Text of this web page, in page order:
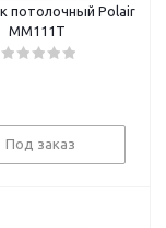
потолочный Polair
MM111T
Под заказ